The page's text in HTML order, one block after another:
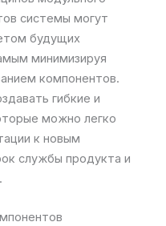
системы могут
будущих
минимизируя
компонентов.
гибкие и
можно легко
к новым
службы продукта и